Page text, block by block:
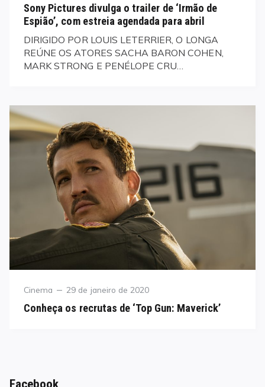
Sony Pictures divulga o trailer de ‘Irmão de
Espião’, com estreia agendada para abril
DIRIGIDO POR LOUIS LETERRIER, O LONGA
REÚNE OS ATORES SACHA BARON COHEN,
MARK STRONG E PENÉLOPE CRU…
Category
Cinema
Posted
29 de janeiro de 2020
Conheça os recrutas de ‘Top Gun: Maverick’
Facebook